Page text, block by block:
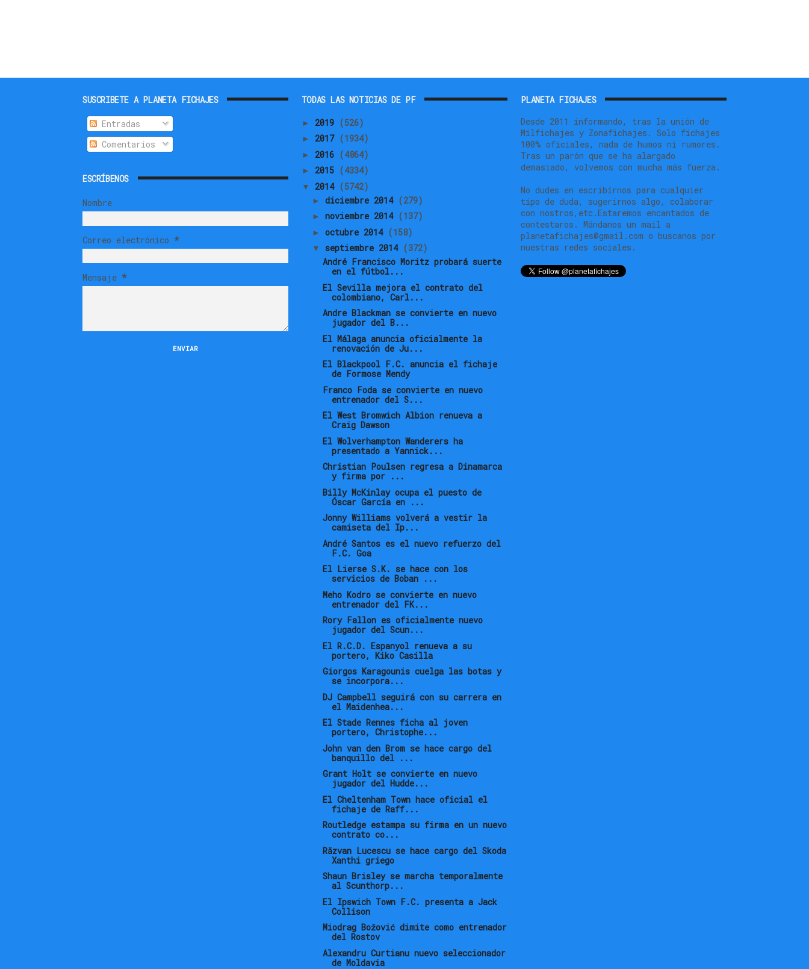
SUSCRIBETE A PLANETA FICHAJES
Entradas
Comentarios
ESCRÍBENOS
Nombre
Correo electrónico *
Mensaje *
TODAS LAS NOTICIAS DE PF
► 2019 (526)
► 2017 (1934)
► 2016 (4864)
► 2015 (4334)
▼ 2014 (5742)
► diciembre 2014 (279)
► noviembre 2014 (137)
► octubre 2014 (158)
▼ septiembre 2014 (372)
André Francisco Moritz probará suerte
en el fútbol...
El Sevilla mejora el contrato del
colombiano, Carl...
Andre Blackman se convierte en nuevo
jugador del B...
El Málaga anuncia oficialmente la
renovación de Ju...
El Blackpool F.C. anuncia el fichaje
de Formose Mendy
Franco Foda se convierte en nuevo
entrenador del S...
El West Bromwich Albion renueva a
Craig Dawson
El Wolverhampton Wanderers ha
presentado a Yannick...
Christian Poulsen regresa a Dinamarca
y firma por ...
Billy McKinlay ocupa el puesto de
Óscar García en ...
Jonny Williams volverá a vestir la
camiseta del Ip...
André Santos es el nuevo refuerzo del
F.C. Goa
El Lierse S.K. se hace con los
servicios de Boban ...
Meho Kodro se convierte en nuevo
entrenador del FK...
Rory Fallon es oficialmente nuevo
jugador del Scun...
El R.C.D. Espanyol renueva a su
portero, Kiko Casilla
Giorgos Karagounis cuelga las botas y
se incorpora...
DJ Campbell seguirá con su carrera en
el Maidenhea...
El Stade Rennes ficha al joven
portero, Christophe...
John van den Brom se hace cargo del
banquillo del ...
Grant Holt se convierte en nuevo
jugador del Hudde...
El Cheltenham Town hace oficial el
fichaje de Raff...
Routledge estampa su firma en un nuevo
contrato co...
Răzvan Lucescu se hace cargo del Skoda
Xanthi griego
Shaun Brisley se marcha temporalmente
al Scunthorp...
El Ipswich Town F.C. presenta a Jack
Collison
Miodrag Božović dimite como entrenador
del Rostov
Alexandru Curtianu nuevo seleccionador
de Moldavia
PLANETA FICHAJES
Desde 2011 informando, tras la unión de
Milfichajes y Zonafichajes. Solo fichajes
100% oficiales, nada de humos ni rumores.
Tras un parón que se ha alargado
demasiado, volvemos con mucha más fuerza.
No dudes en escribírnos para cualquier
tipo de duda, sugerirnos algo, colaborar
con nostros,etc.Estaremos encantados de
contestaros. Mándanos un mail a
planetafichajes@gmail.com o buscanos por
nuestras redes sociales.